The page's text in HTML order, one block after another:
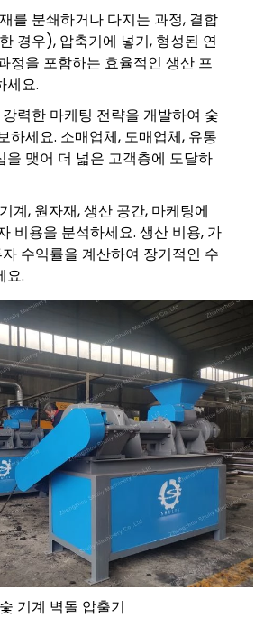
를 분쇄하거나 다지는 과정, 결합
경우), 압축기에 넣기, 형성된 연
정을 포함하는 효율적인 생산 프
세요.
력한 마케팅 전략을 개발하여 숯
하세요. 소매업체, 도매업체, 유통
을 맺어 더 넓은 고객층에 도달하
계, 원자재, 생산 공간, 마케팅에
비용을 분석하세요. 생산 비용, 가
수익률을 계산하여 장기적인 수
요.
숯 기계 벽돌 압출기